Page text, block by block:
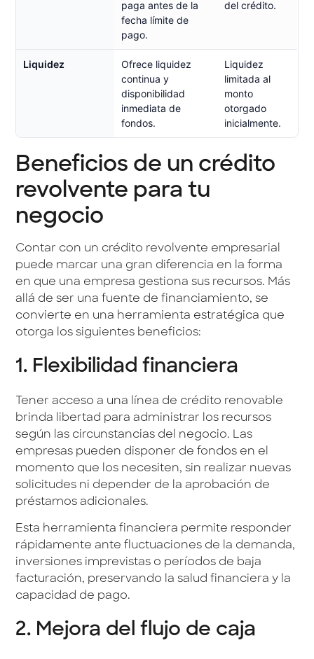
paga antes de la
fecha límite de
pago.
del crédito.
Liquidez
Ofrece liquidez
continua y
disponibilidad
inmediata de
fondos.
Liquidez
limitada al
monto
otorgado
inicialmente.
Beneficios de un crédito
revolvente para tu
negocio
Contar con un crédito revolvente empresarial
puede marcar una gran diferencia en la forma
en que una empresa gestiona sus recursos. Más
allá de ser una fuente de financiamiento, se
convierte en una herramienta estratégica que
otorga los siguientes beneficios:
1. Flexibilidad financiera
Tener acceso a una línea de crédito renovable
brinda libertad para administrar los recursos
según las circunstancias del negocio. Las
empresas pueden disponer de fondos en el
momento que los necesiten, sin realizar nuevas
solicitudes ni depender de la aprobación de
préstamos adicionales.
Esta herramienta financiera permite responder
rápidamente ante fluctuaciones de la demanda,
inversiones imprevistas o períodos de baja
facturación, preservando la salud financiera y la
capacidad de pago.
2. Mejora del flujo de caja